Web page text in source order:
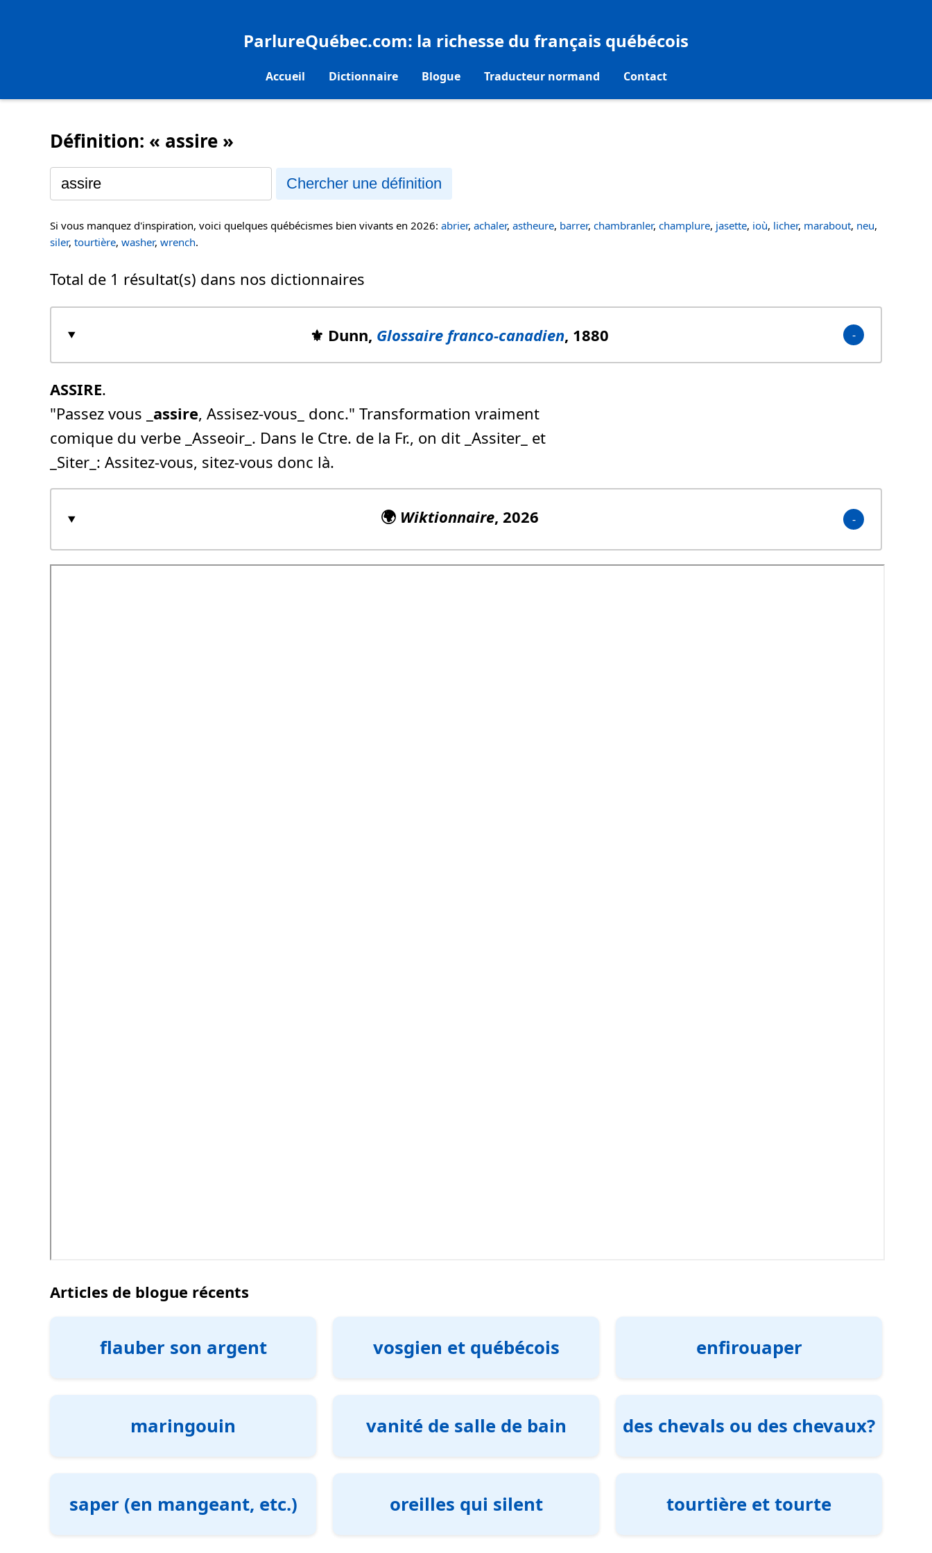
ParlureQuébec.com: la richesse du français québécois
Accueil Dictionnaire Blogue Traducteur normand Contact
Définition: « assire »
Chercher une définition
Si vous manquez d'inspiration, voici quelques québécismes bien vivants en 2026: abrier, achaler, astheure, barrer, chambranler, champlure, jasette, ioù, licher, marabout, neu,
siler, tourtière, washer, wrench.
Total de 1 résultat(s) dans nos dictionnaires
⚜️ Dunn, Glossaire franco-canadien, 1880
ASSIRE.
"Passez vous _ assire, Assisez-vous_ donc." Transformation vraiment
comique du verbe _Asseoir_. Dans le Ctre. de la Fr., on dit _Assiter_ et
_Siter_: Assitez-vous, sitez-vous donc là.
🌍 Wiktionnaire, 2026
Articles de blogue récents
flauber son argent vosgien et québécois enfirouaper
maringouin vanité de salle de bain des chevals ou des chevaux?
saper (en mangeant, etc.) oreilles qui silent tourtière et tourte